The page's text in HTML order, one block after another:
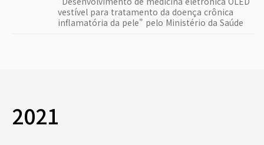
vestível para tratamento da doença crônica
inflamatória da pele" pelo Ministério da Saúde
2021